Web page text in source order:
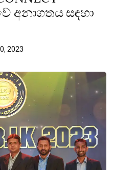
අනාගතය සඳහා
2023